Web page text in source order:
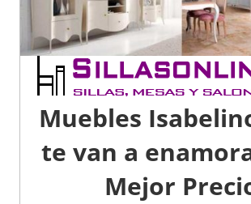
Muebles
te van a
Mejor